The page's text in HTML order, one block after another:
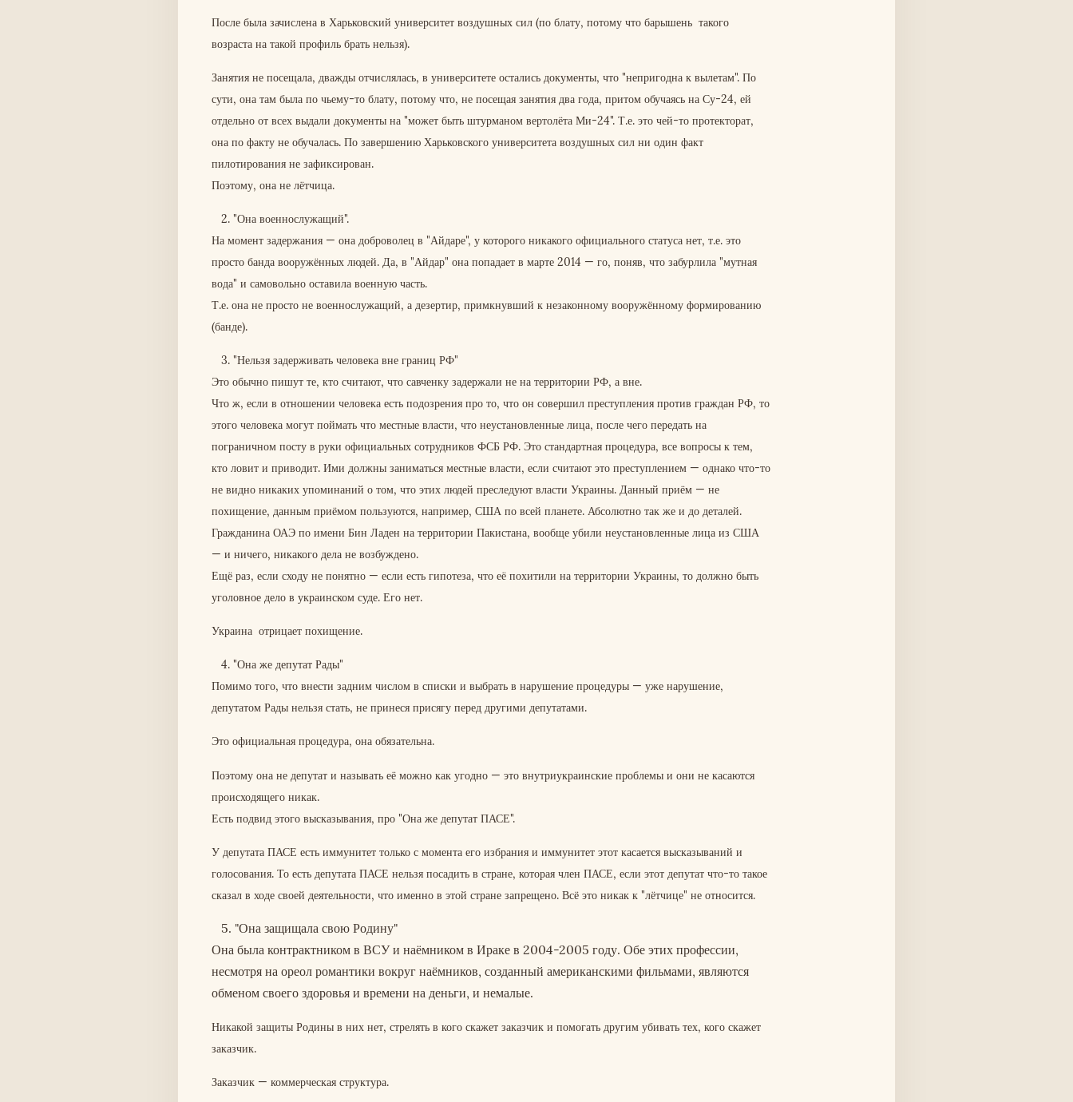
После была зачислена в Харьковский университет воздушных сил (по блату, потому что барышень такого
возраста на такой профиль брать нельзя).
Занятия не посещала, дважды отчислялась, в университете остались документы, что "непригодна к вылетам". По
сути, она там была по чьему-то блату, потому что, не посещая занятия два года, притом обучаясь на Су-24, ей
отдельно от всех выдали документы на "может быть штурманом вертолёта Ми-24". Т.е. это чей-то протекторат,
она по факту не обучалась. По завершению Харьковского университета воздушных сил ни один факт
пилотирования не зафиксирован.
Поэтому, она не лётчица.
2. "Она военнослужащий".
На момент задержания — она доброволец в "Айдаре", у которого никакого официального статуса нет, т.е. это
просто банда вооружённых людей. Да, в "Айдар" она попадает в марте 2014 — го, поняв, что забурлила "мутная
вода" и самовольно оставила военную часть.
Т.е. она не просто не военнослужащий, а дезертир, примкнувший к незаконному вооружённому формированию
(банде).
3. "Нельзя задерживать человека вне границ РФ"
Это обычно пишут те, кто считают, что савченку задержали не на территории РФ, а вне.
Что ж, если в отношении человека есть подозрения про то, что он совершил преступления против граждан РФ, то
этого человека могут поймать что местные власти, что неустановленные лица, после чего передать на
пограничном посту в руки официальных сотрудников ФСБ РФ. Это стандартная процедура, все вопросы к тем,
кто ловит и приводит. Ими должны заниматься местные власти, если считают это преступлением — однако что-то
не видно никаких упоминаний о том, что этих людей преследуют власти Украины. Данный приём — не
похищение, данным приёмом пользуются, например, США по всей планете. Абсолютно так же и до деталей.
Гражданина ОАЭ по имени Бин Ладен на территории Пакистана, вообще убили неустановленные лица из США
— и ничего, никакого дела не возбуждено.
Ещё раз, если сходу не понятно — если есть гипотеза, что её похитили на территории Украины, то должно быть
уголовное дело в украинском суде. Его нет.
Украина отрицает похищение.
4. "Она же депутат Рады"
Помимо того, что внести задним числом в списки и выбрать в нарушение процедуры — уже нарушение,
депутатом Рады нельзя стать, не принеся присягу перед другими депутатами.
Это официальная процедура, она обязательна.
Поэтому она не депутат и называть её можно как угодно — это внутриукраинские проблемы и они не касаются
происходящего никак.
Есть подвид этого высказывания, про "Она же депутат ПАСЕ".
У депутата ПАСЕ есть иммунитет только с момента его избрания и иммунитет этот касается высказываний и
голосования. То есть депутата ПАСЕ нельзя посадить в стране, которая член ПАСЕ, если этот депутат что-то такое
сказал в ходе своей деятельности, что именно в этой стране запрещено. Всё это никак к "лётчице" не относится.
5. "Она защищала свою Родину"
Она была контрактником в ВСУ и наёмником в Ираке в 2004-2005 году. Обе этих профессии,
несмотря на ореол романтики вокруг наёмников, созданный американскими фильмами, являются
обменом своего здоровья и времени на деньги, и немалые.
Никакой защиты Родины в них нет, стрелять в кого скажет заказчик и помогать другим убивать тех, кого скажет
заказчик.
Заказчик — коммерческая структура.